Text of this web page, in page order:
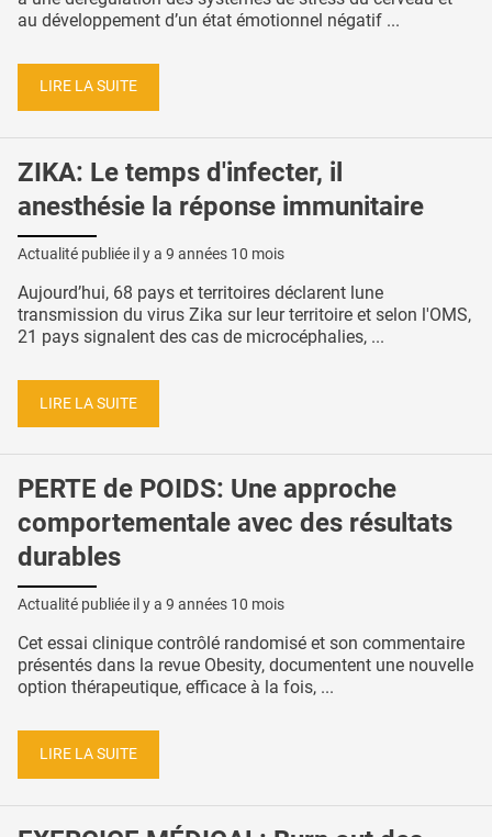
au développement d’un état émotionnel négatif ...
LIRE LA SUITE
ZIKA: Le temps d'infecter, il
anesthésie la réponse immunitaire
Actualité publiée il y a 9 années 10 mois
Aujourd’hui, 68 pays et territoires déclarent lune
transmission du virus Zika sur leur territoire et selon l'OMS,
21 pays signalent des cas de microcéphalies, ...
LIRE LA SUITE
PERTE de POIDS: Une approche
comportementale avec des résultats
durables
Actualité publiée il y a 9 années 10 mois
Cet essai clinique contrôlé randomisé et son commentaire
présentés dans la revue Obesity, documentent une nouvelle
option thérapeutique, efficace à la fois, ...
LIRE LA SUITE